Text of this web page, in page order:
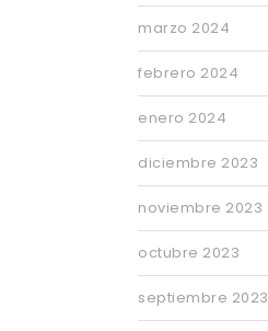
marzo 2024
febrero 2024
enero 2024
diciembre 2023
noviembre 2023
octubre 2023
septiembre 2023